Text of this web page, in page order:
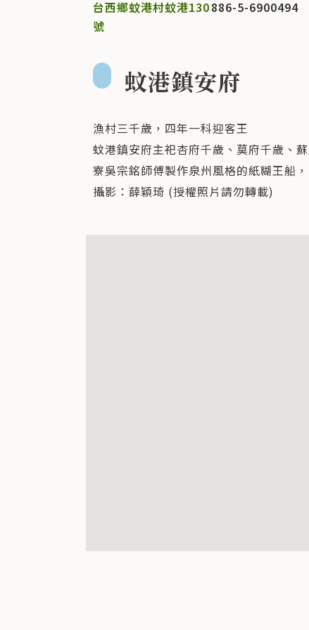
台西鄉蚊港村蚊港130
號
886-5-6900494
蚊港鎮安府
漁村三千歲，四年一科迎客王
蚊港鎮安府主祀杏府千歲、莫府千歲、
寮吳宗銘師傅製作泉州風格的紙糊王船
攝影：薛穎琦 (授權照片請勿轉載)